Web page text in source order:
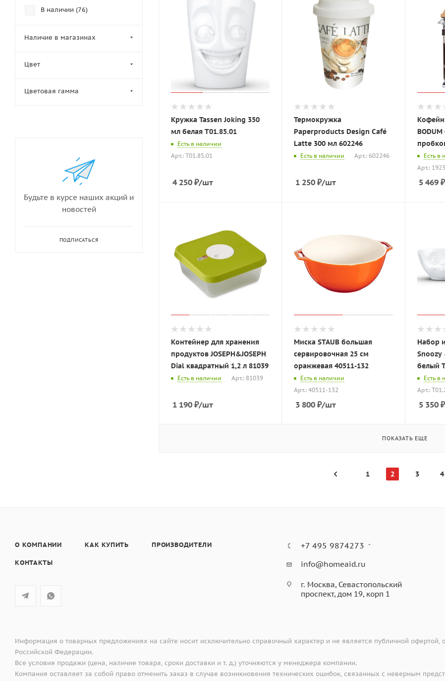
Кружка Tassen Joking 350
мл белая T01.85.01
Есть в наличии
Арт.: T01.85.01
4 250 ₽/шт
Термокружка
Paperproducts Design Café
Latte 300 мл 602246
Есть в наличии Арт.: 602246
1 250 ₽/шт
Есть в
Арт.:
5 469₽
Контейнер для хранения
продуктов JOSEPH&JOSEPH
Dial квадратный 1,2 л 81039
Есть в наличии Арт.: 81039
1 190 ₽/шт
Миска STAUB большая
сервировочная 25 см
оранжевая 40511-132
Есть в наличии
Арт.: 40511-132
3 800 ₽/шт
Набор
Snoozy
белый
Есть в
Арт.:
5 350₽
ПОКАЗАТЬ ЕЩЕ
1 2 3 4
Арктика (
В наличии (76)
Наличие в магазинах
Цвет
Цветовая гамма
Будьте в курсе наших акций и
новостей
ПОДПИСАТЬСЯ
О КОМПАНИИ КАК КУПИТЬ ПРОИЗВОДИТЕЛИ
КОНТАКТЫ
+7 495 9874273
info@homeaid.ru
г. Москва, Севастопольский
проспект, дом 19, корп 1
Информация о товарных предложениях на сайте носит исключительно справочный характер и не является публичной
Российской Федерации.
Все условия продажи (цена, наличие товара, сроки доставки и т. д.) уточняются у менеджера компании.
Компания оставляет за собой право отменить заказ в случае возникновения технических ошибок, связанных с неверным